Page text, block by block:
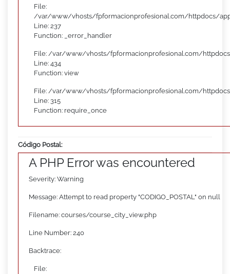
File:
/var/www/vhosts/fpformacionprofesional.com/httpdocs/
Line: 237
Function: _error_handler
File: /var/www/vhosts/fpformacionprofesional.com/
Line: 434
Function: view
File: /var/www/vhosts/fpformacionprofesional.com/
Line: 315
Function: require_once
Código Postal:
A PHP Error was encountered
Severity: Warning
Message: Attempt to read property "CODIGO_POSTAL" on null
Filename: courses/course_city_view.php
Line Number: 240
Backtrace:
File: